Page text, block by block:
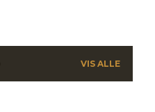
VIS ALLE